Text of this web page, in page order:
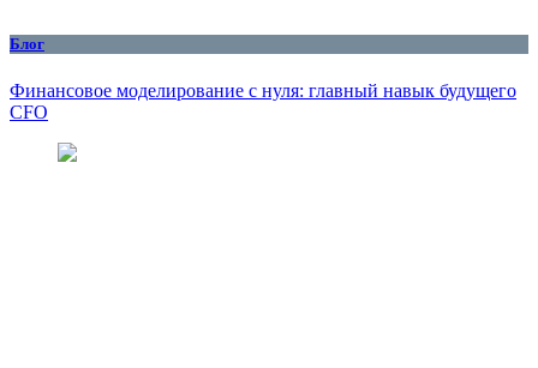
Блог
Финансовое моделирование с нуля: главный навык будущего
CFO